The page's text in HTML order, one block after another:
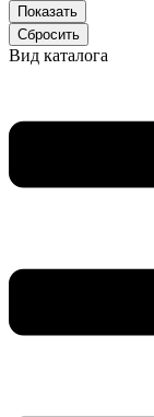
Вид каталога